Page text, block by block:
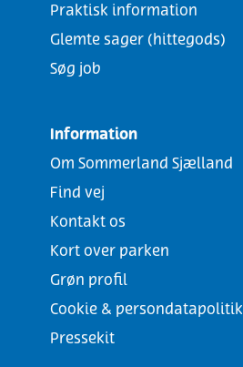
Praktisk information
Glemte sager (hittegods)
Søg job
Information
Om Sommerland Sjælland
Find vej
Kontakt os
Kort over parken
Grøn profil
Cookie & persondatapolitik
Pressekit